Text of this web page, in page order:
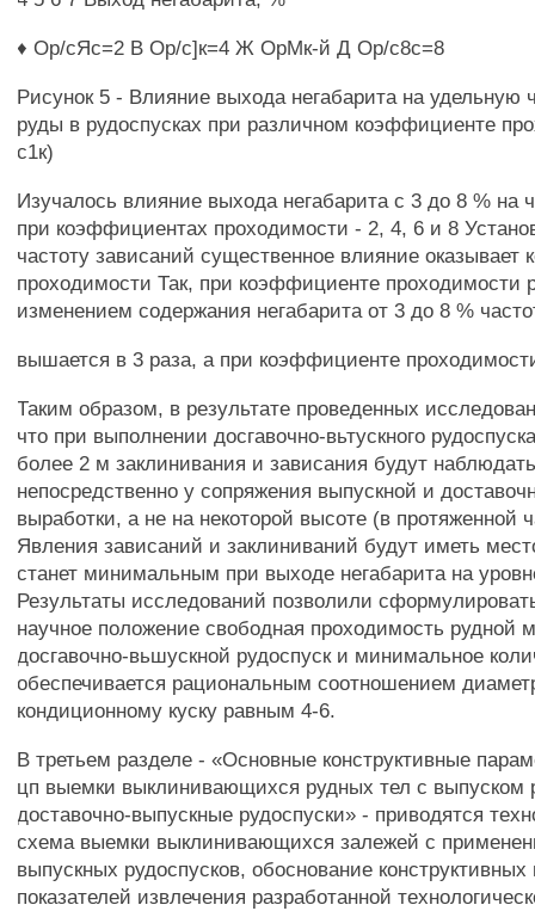
♦ Ор/сЯс=2 В Ор/с]к=4 Ж ОрМк-й Д Ор/с8с=8
Рисунок 5 - Влияние выхода негабарита на удельную
руды в рудоспусках при различном коэффициенте
с1к)
Изучалось влияние выхода негабарита с 3 до 8 % на
при коэффициентах проходимости - 2, 4, 6 и 8
частоту зависаний существенное влияние
проходимости Так, при коэффициенте проходимости
изменением содержания негабарита от 3 до 8 %
вышается в 3 раза, а при коэффициенте
Таким образом, в результате проведенных
что при выполнении досгавочно-вьтускного
более 2 м заклинивания и зависания будут
непосредственно у сопряжения выпускной и
выработки, а не на некоторой высоте (в протяженной
Явления зависаний и заклиниваний будут иметь
станет минимальным при выходе негабарита на
Результаты исследований позволили
научное положение свободная проходимость рудной
досгавочно-вьшускной рудоспуск и минимальное
обеспечивается рациональным соотношением
кондиционному куску равным 4-6.
В третьем разделе - «Основные конструктивные
цп выемки выклинивающихся рудных тел с выпуском
доставочно-выпускные рудоспуски» - приводятся
схема выемки выклинивающихся залежей с
выпускных рудоспусков, обоснование
показателей извлечения разработанной